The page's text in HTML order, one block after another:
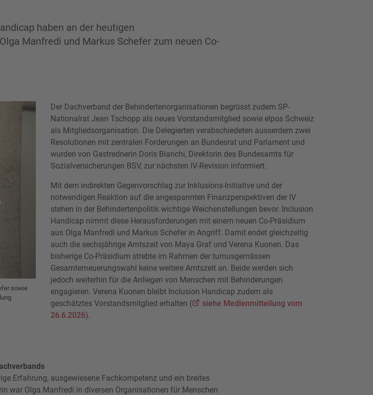
haben an der heutigen
Manfredi und Markus Schefer zum neuen Co-
sowie
Der Dachverband der Behindertenorganisationen begrüsst zudem SP-
Nationalrat Jean Tschopp als neues Vorstandsmitglied sowie elpos Schweiz
als Mitgliedsorganisation. Die Delegierten verabschiedeten ausserdem zwei
Resolutionen mit zentralen Forderungen an Bundesrat und Parlament und
wurden von Gastrednerin Doris Bianchi, Direktorin des Bundesamts für
Sozialversicherungen BSV, zur nächsten IV-Revision informiert.
Mit dem indirekten Gegenvorschlag zur Inklusions-Initiative und der
notwendigen Reaktion auf die angespannten Finanzperspektiven der IV
stehen in der Behindertenpolitik wichtige Weichenstellungen bevor. Inclusion
Handicap nimmt diese Herausforderungen mit einem neuen Co-Präsidium
aus Olga Manfredi und Markus Schefer in Angriff. Damit endet gleichzeitig
auch die sechsjährige Amtszeit von Maya Graf und Verena Kuonen. Das
bisherige Co-Präsidium strebte im Rahmen der turnusgemässen
Gesamterneuerungswahl keine weitere Amtszeit an. Beide werden sich
jedoch weiterhin für die Anliegen von Menschen mit Behinderungen
engagieren. Verena Kuonen bleibt Inclusion Handicap zudem als
geschätztes Vorstandsmitglied erhalten (
siehe Medienmitteilung vom
26.6.2026).
Erfahrung, ausgewiesene Fachkompetenz und ein breites
war Olga Manfredi in diversen Organisationen für Menschen